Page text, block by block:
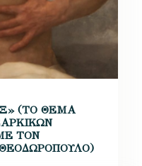
(ΤΟ ΘΕΜΑ
ΤΟΝ